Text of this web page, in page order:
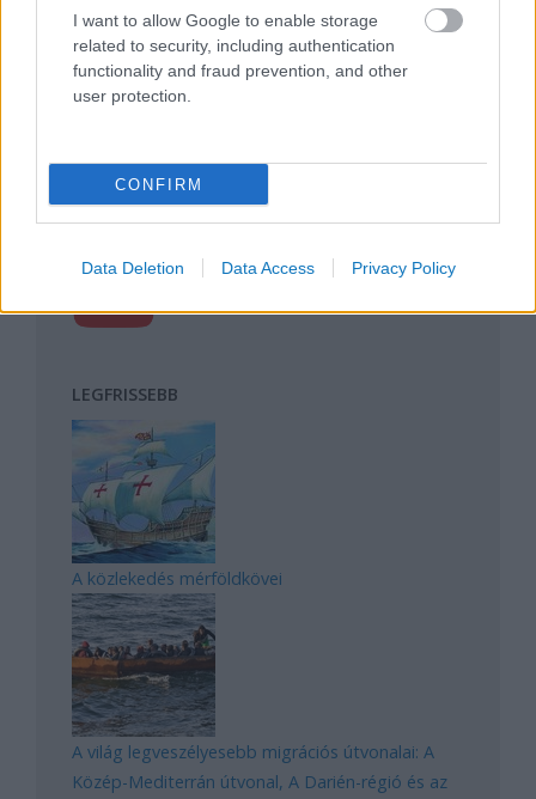
I want to allow Google to enable storage
related to security, including authentication
functionality and fraud prevention, and other
user protection.
CONFIRM
Data Deletion Data Access Privacy Policy
A világ legveszélyesebb migrációs útvonalai: A
Közép-Mediterrán útvonal, A Darién-régió és
az Indiai-óceáni út
FACEBOOK
Reaktor
LEGFRISSEBB
A közlekedés mérföldkövei
A világ legveszélyesebb migrációs útvonalai: A
Közép-Mediterrán útvonal, A Darién-régió és az